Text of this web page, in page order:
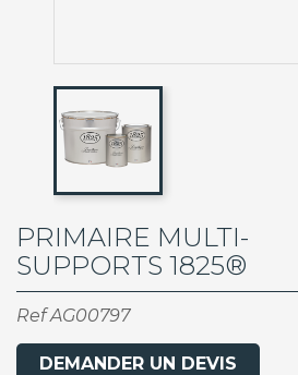
PRIMAIRE MULTI-
SUPPORTS 1825®
Ref AG00797
DEMANDER UN DEVIS